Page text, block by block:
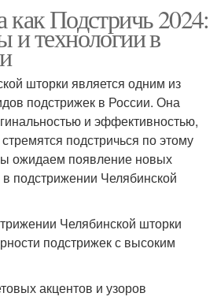
Подстричь 2024:
и технологии в
шторки является одним из
подстрижек в России. Она
и эффективностью,
подстричься по этому
ожидаем появление новых
подстрижении Челябинской
Челябинской шторки
подстрижек с высоким
акцентов и узоров